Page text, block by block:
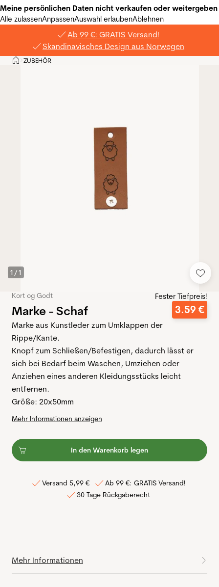
Meine persönlichen Daten nicht verkaufen oder weitergeben
Alle zulassenAnpassenAuswahl erlaubenAblehnen
Ab 99 €: GRATIS Versand!
Skandinavisches Design aus Norwegen
Privat
>ZUBEHÖR
1 /1
Kort og Godt
Marke - Schaf
Fester Tiefpreis!
3.59 €
Marke aus Kunstleder zum Umklappen der
Rippe/Kante.
Knopf zum Schließen/Befestigen, dadurch lässt er
sich bei Bedarf beim Waschen, Umziehen oder
Anziehen eines anderen Kleidungsstücks leicht
entfernen.
Größe: 20x50mm
Mehr Informationen anzeigen
In den Warenkorb legen
Versand 5,99 €
Ab 99 €: GRATIS Versand!
30 Tage Rückgaberecht
Mehr Informationen